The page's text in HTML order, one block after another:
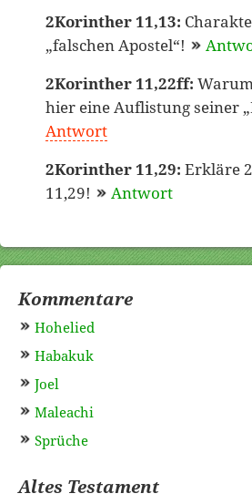
2Korinther 11,13:
„falschen Apostel“!
2Korinther 11,22ff:
hier eine Auflistung seiner
Antwort
2Korinther 11,29: Erkläre
11,29!
Antwort
Kommentare
Hohelied
Habakuk
Joel
Maleachi
Sprüche
Altes Testament